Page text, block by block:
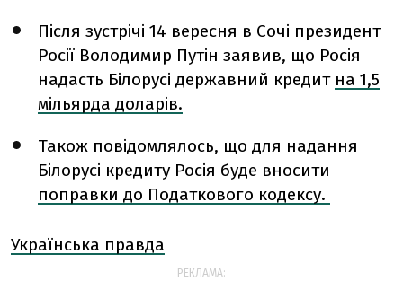
Після зустрічі 14 вересня в Сочі президент
Росії Володимир Путін заявив, що Росія
надасть Білорусі державний кредит на 1,5
мільярда доларів.
Також повідомлялось, що для надання
Білорусі кредиту Росія буде вносити
поправки до Податкового кодексу.
Українська правда
РЕКЛАМА: